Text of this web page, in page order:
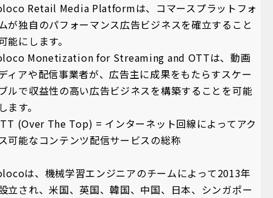
Retail Media Platformは、コマースプラットフォ
が独自のパフォーマンス広告ビジネスを確立すること
能にします。
Monetization for Streaming and OTTは、動画
ィアや配信事業者が、広告主に成果をもたらすスケー
ルで収益性の高い広告ビジネスを構築することを可能
ます。
(Over The Top) = インターネット回線によってアク
可能なコンテンツ配信サービスの総称
は、機械学習エンジニアのチームによって2013年
立され、米国、英国、韓国、中国、日本、シンガポー